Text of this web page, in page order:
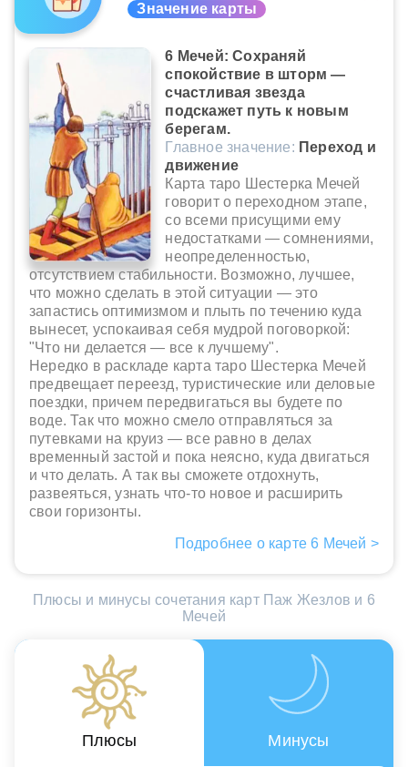
Значение карты
6 Мечей: Сохраняй
спокойствие в шторм —
счастливая звезда
подскажет путь к новым
берегам.
Главное значение: Переход и
движение
Карта таро Шестерка Мечей
говорит о переходном этапе,
со всеми присущими ему
недостатками — сомнениями,
неопределенностью,
отсутствием стабильности. Возможно, лучшее,
что можно сделать в этой ситуации — это
запастись оптимизмом и плыть по течению куда
вынесет, успокаивая себя мудрой поговоркой:
"Что ни делается — все к лучшему".
Нередко в раскладе карта таро Шестерка Мечей
предвещает переезд, туристические или деловые
поездки, причем передвигаться вы будете по
воде. Так что можно смело отправляться за
путевками на круиз — все равно в делах
временный застой и пока неясно, куда двигаться
и что делать. А так вы сможете отдохнуть,
развеяться, узнать что-то новое и расширить
свои горизонты.
Подробнее о карте 6 Мечей >
Плюсы и минусы сочетания карт Паж Жезлов и 6
Мечей
Плюсы Минусы